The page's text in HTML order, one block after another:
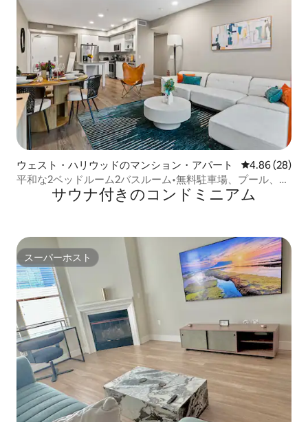
ウェスト・ハリウッドのマンション・アパート レビュー28
4.86 (28)
平和な2ベッドルーム2バスルーム•無料駐車場、プール、ジ
ャグジーサウナ付きのコンドミニアム
スーパーホスト
スーパーホスト